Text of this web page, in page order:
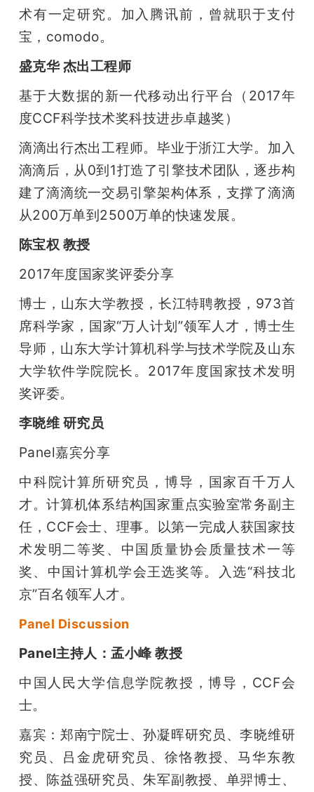
术有一定研究。加入腾讯前，曾就职于支付
宝，comodo。
盛克华 杰出工程师
基于大数据的新一代移动出行平台（2017年
度CCF科学技术奖科技进步卓越奖）
滴滴出行杰出工程师。毕业于浙江大学。加入
滴滴后，从0到1打造了引擎技术团队，逐步构
建了滴滴统一交易引擎架构体系，支撑了滴滴
从200万单到2500万单的快速发展。
陈宝权 教授
2017年度国家奖评委分享
博士，山东大学教授，长江特聘教授，973首
席科学家，国家“万人计划”领军人才，博士生
导师，山东大学计算机科学与技术学院及山东
大学软件学院院长。2017年度国家技术发明
奖评委。
李晓维 研究员
Panel嘉宾分享
中科院计算所研究员，博导，国家百千万人
才。计算机体系结构国家重点实验室常务副主
任，CCF会士、理事。以第一完成人获国家技
术发明二等奖、中国质量协会质量技术一等
奖、中国计算机学会王选奖等。入选“科技北
京”百名领军人才。
Panel Discussion
Panel主持人：孟小峰 教授
中国人民大学信息学院教授，博导，CCF会
士。
嘉宾：郑南宁院士、孙凝晖研究员、李晓维研
究员、吕金虎研究员、徐恪教授、马华东教
授、陈益强研究员、朱军副教授、单羿博士、